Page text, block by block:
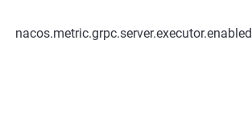
nacos.metric.grpc.server.executor.enabled